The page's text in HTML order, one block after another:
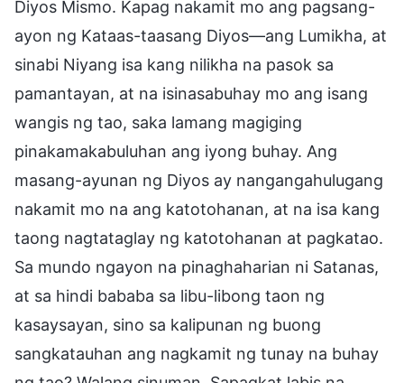
Diyos Mismo. Kapag nakamit mo ang pagsang-
ayon ng Kataas-taasang Diyos—ang Lumikha, at
sinabi Niyang isa kang nilikha na pasok sa
pamantayan, at na isinasabuhay mo ang isang
wangis ng tao, saka lamang magiging
pinakamakabuluhan ang iyong buhay. Ang
masang-ayunan ng Diyos ay nangangahulugang
nakamit mo na ang katotohanan, at na isa kang
taong nagtataglay ng katotohanan at pagkatao.
Sa mundo ngayon na pinaghaharian ni Satanas,
at sa hindi bababa sa libu-libong taon ng
kasaysayan, sino sa kalipunan ng buong
sangkatauhan ang nagkamit ng tunay na buhay